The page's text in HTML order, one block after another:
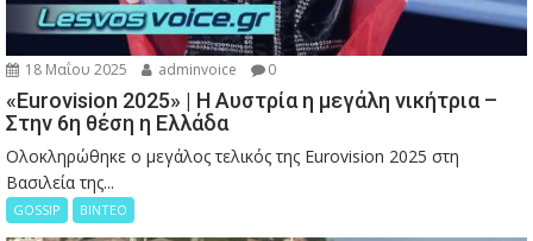
18 Μαΐου 2025 adminvoice 0
«Eurovision 2025» | Η Αυστρία η μεγάλη νικήτρια –
Στην 6η θέση η Ελλάδα
Ολοκληρώθηκε ο μεγάλος τελικός της Eurovision 2025 στη
Βασιλεία της...
GOSSIP ΒΙΝΤΕΟ